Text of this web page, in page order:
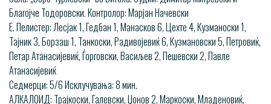
Благојче Тодоровски. Контролор: Марјан Начевски
Е. Пелистер: Лесјак 1, Гедбан 1, Манасков 6, Цехте 4, Кузманоски 1,
Тајник 3, Борзаш 1, Танкоски, Радивојевиќ 6, Кузмановски 5, Петровиќ,
Петар Атанасијевиќ, Ѓорговски, Васиљев 2, Пешевски 2, Павле
Атанасијевиќ
Седмерци: 5/6 Исклучувања: 8 мин.
АЛКАЛОИД: Трајкоски, Галевски, Џонов 2, Маркоски, Младеновиќ,